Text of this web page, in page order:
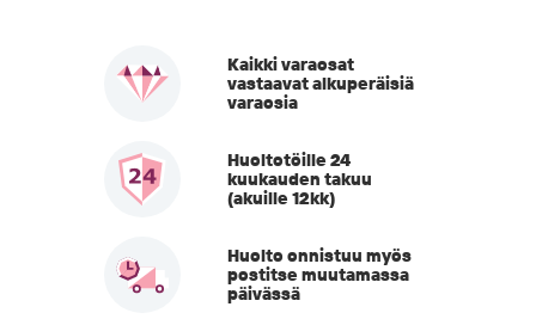
Kaikki varaosat
vastaavat alkuperäisiä
varaosia
Huoltotöille 24
kuukauden takuu
(akuille 12kk)
Huolto onnistuu myös
postitse muutamassa
päivässä